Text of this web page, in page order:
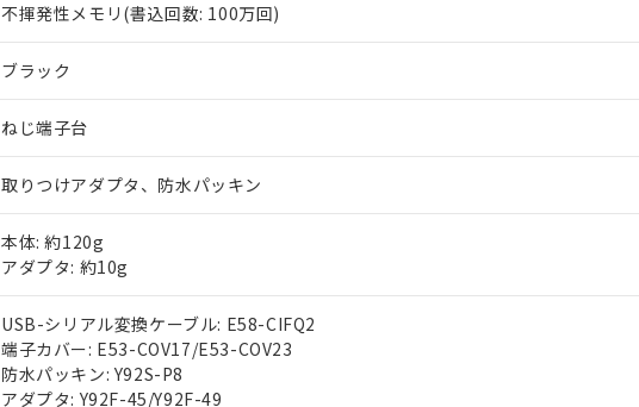
不揮発性メモリ(書込回数: 100万回)
ブラック
ねじ端子台
取りつけアダプタ、防水パッキン
本体: 約120g
アダプタ: 約10g
USB-シリアル変換ケーブル: E58-CIFQ2
端子カバー: E53-COV17/E53-COV23
防水パッキン: Y92S-P8
アダプタ: Y92F-45/Y92F-49